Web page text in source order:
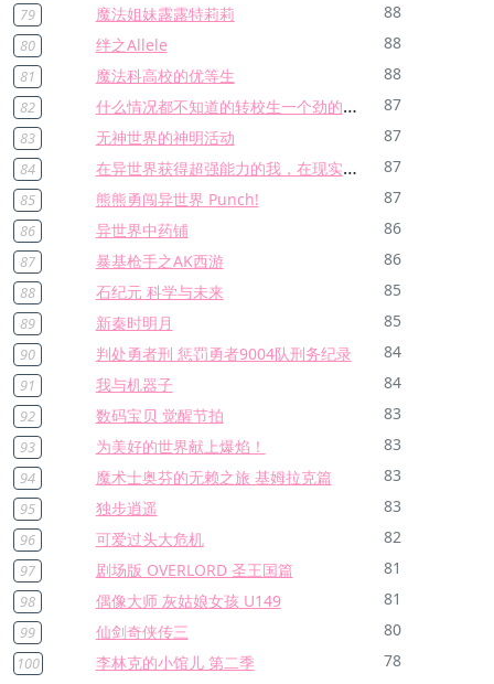
79 魔法姐妹露露特莉莉 88
80 绊之Allele 88
81 魔法科高校的优等生 88
82 什么情况都不知道的转校生一个劲的凑过来。 87
83 无神世界的神明活动 87
84 在异世界获得超强能力的我，在现实世界照样无敌～等级提升改变人生命运～ 87
85 熊熊勇闯异世界 Punch! 87
86 异世界中药铺 86
87 暴基枪手之AK西游 86
88 石纪元 科学与未来 85
89 新秦时明月 85
90 判处勇者刑 惩罚勇者9004队刑务纪录 84
91 我与机器子 84
92 数码宝贝 觉醒节拍 83
93 为美好的世界献上爆焰！ 83
94 魔术士奥芬的无赖之旅 基姆拉克篇 83
95 独步逍遥 83
96 可爱过头大危机 82
97 剧场版 OVERLORD 圣王国篇 81
98 偶像大师 灰姑娘女孩 U149 81
99 仙剑奇侠传三 80
100 李林克的小馆儿 第二季 78